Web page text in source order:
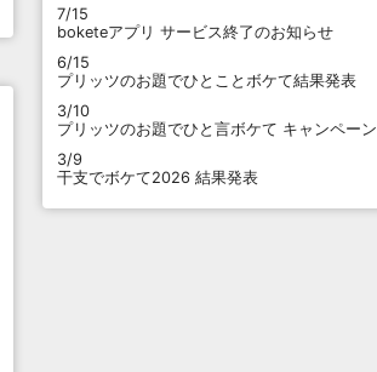
7/15
boketeアプリ サービス終了のお知らせ
6/15
プリッツのお題でひとことボケて結果発表
3/10
プリッツのお題でひと言ボケて キャンペーン
3/9
干支でボケて2026 結果発表